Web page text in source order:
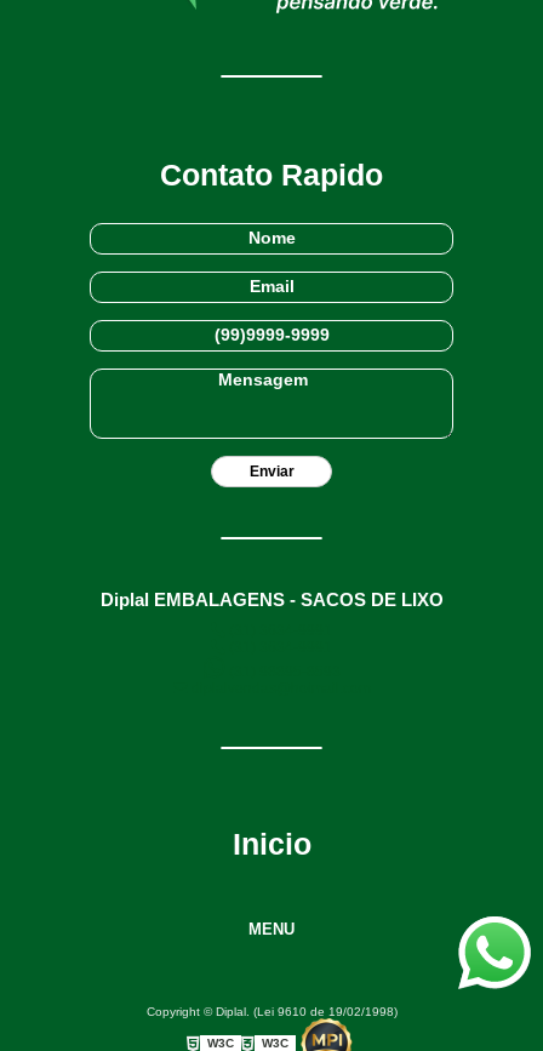
Contato Rapido
Diplal EMBALAGENS - SACOS DE LIXO
Inicio
MENU
Copyright © Diplal. (Lei 9610 de 19/02/1998)
W3C W3C